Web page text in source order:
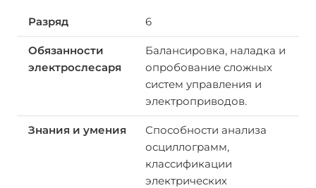
6
Балансировка, наладка и
опробование сложных
систем управления и
электроприводов.
Способности анализа
осциллограмм,
классификации
электрических